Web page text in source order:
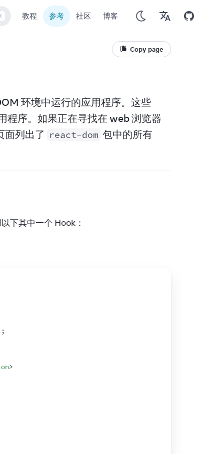
教程 参考 社区 博客
Copy page
环境中运行的应用程序。这些
序。如果正在寻找在 web 浏览器
面列出了 react-dom 包中的所有
下其中一个 Hook：
;
>